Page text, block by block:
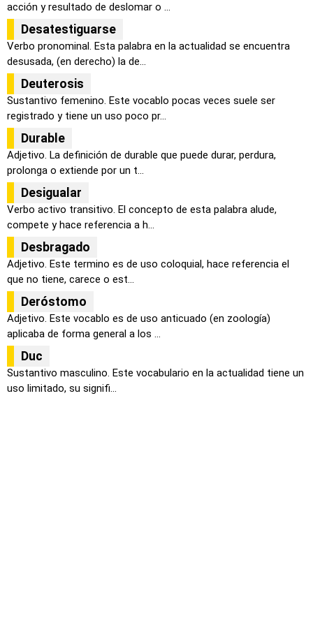
acción y resultado de deslomar o ...
Desatestiguarse
Verbo pronominal. Esta palabra en la actualidad se encuentra
desusada, (en derecho) la de...
Deuterosis
Sustantivo femenino. Este vocablo pocas veces suele ser
registrado y tiene un uso poco pr...
Durable
Adjetivo. La definición de durable que puede durar, perdura,
prolonga o extiende por un t...
Desigualar
Verbo activo transitivo. El concepto de esta palabra alude,
compete y hace referencia a h...
Desbragado
Adjetivo. Este termino es de uso coloquial, hace referencia el
que no tiene, carece o est...
Deróstomo
Adjetivo. Este vocablo es de uso anticuado (en zoología)
aplicaba de forma general a los ...
Duc
Sustantivo masculino. Este vocabulario en la actualidad tiene un
uso limitado, su signifi...